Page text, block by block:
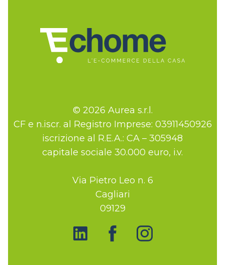
© 2026 Aurea s.r.l.
CF e n.iscr. al Registro Imprese: 03911450926
iscrizione al R.E.A.: CA – 305948
capitale sociale 30.000 euro, i.v.
Via Pietro Leo n. 6
Cagliari
09129